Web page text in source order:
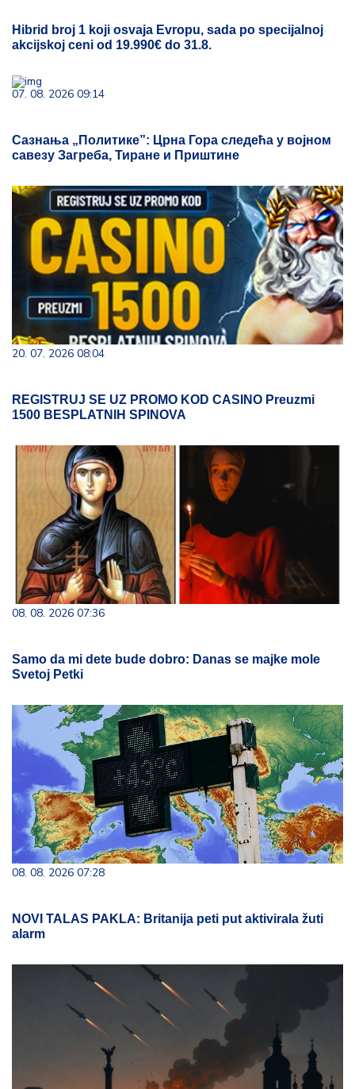
Hibrid broj 1 koji osvaja Evropu, sada po specijalnoj
akcijskoj ceni od 19.990€ do 31.8.
07. 08. 2026 09:14
Сазнања „Политике”: Црна Гора следећа у војном
савезу Загреба, Тиране и Приштине
20. 07. 2026 08:04
REGISTRUJ SE UZ PROMO KOD CASINO Preuzmi
1500 BESPLATNIH SPINOVA
08. 08. 2026 07:36
Samo da mi dete bude dobro: Danas se majke mole
Svetoj Petki
08. 08. 2026 07:28
NOVI TALAS PAKLA: Britanija peti put aktivirala žuti
alarm